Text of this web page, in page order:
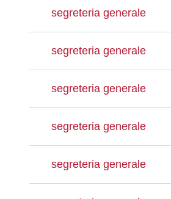
segreteria generale
segreteria generale
segreteria generale
segreteria generale
segreteria generale